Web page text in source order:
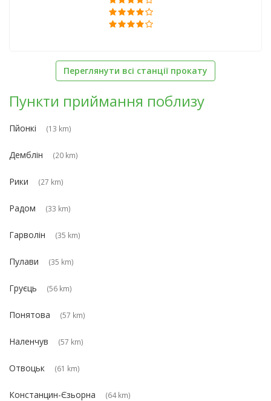
Переглянути всі станції прокату
Пункти приймання поблизу
Пйонкі (13 km)
Демблін (20 km)
Рики (27 km)
Радом (33 km)
Гарволін (35 km)
Пулави (35 km)
Груєць (56 km)
Понятова (57 km)
Наленчув (57 km)
Отвоцьк (61 km)
Констанцин-Єзьорна (64 km)